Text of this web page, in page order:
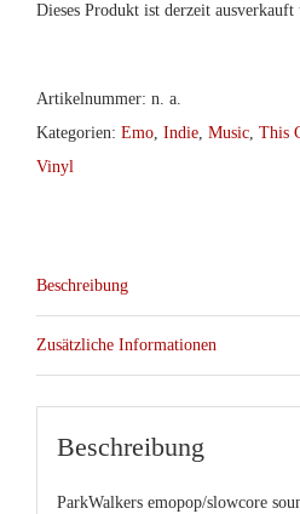
Dieses Produkt ist derzeit
Artikelnummer: n. a.
Kategorien: Emo, Indie, Music, This
Vinyl
Beschreibung
Zusätzliche Informationen
Beschreibung
ParkWalkers emopop/slowcore